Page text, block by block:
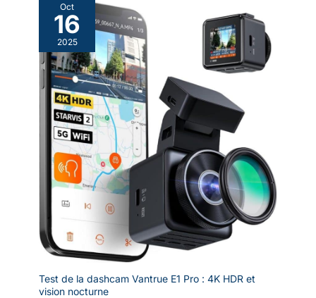
Oct
16
2025
Test de la dashcam Vantrue E1 Pro : 4K HDR et
vision nocturne